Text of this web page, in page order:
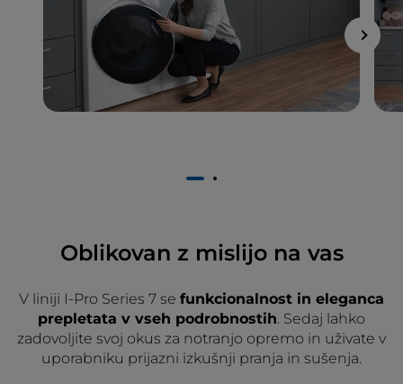
1 2
Oblikovan z mislijo na vas
V liniji I-Pro Series 7 se funkcionalnost in eleganca
prepletata v vseh podrobnostih. Sedaj lahko
zadovoljite svoj okus za notranjo opremo in uživate v
uporabniku prijazni izkušnji pranja in sušenja.